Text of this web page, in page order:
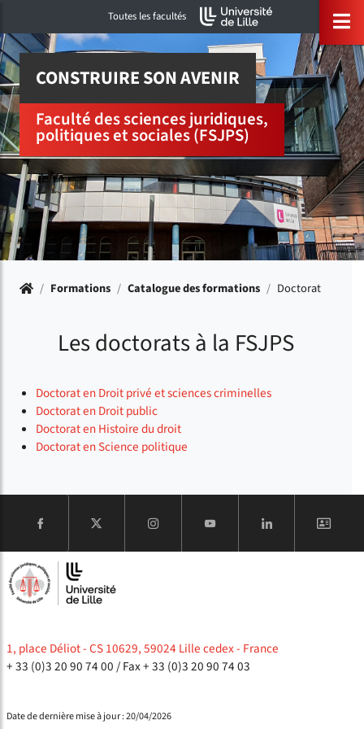
Accéder au menu principal
Accéder à la recherche
Accéder au pied de pageToutes les facultés
CONSTRUIRE SON AVENIR
Faculté des sciences juridiques,
politiques et sociales (FSJPS)
Accueil
/ Formations / Catalogue des formations / Doctorat
Les doctorats à la FSJPS
Doctorat en Droit privé et sciences criminelles
Doctorat en Droit public
Doctorat en Histoire du droit
Doctorat en Science politique
COMPTE
1, place Déliot - CS 10629, 59024 Lille cedex - France
+ 33 (0)3 20 90 74 00/ Fax + 33 (0)3 20 90 74 03
Date de dernière mise à jour : 20/04/2026